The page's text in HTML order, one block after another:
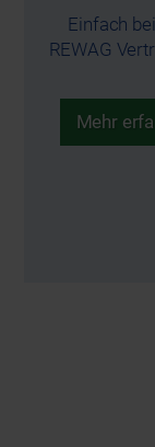
Einfach
REWAG
Mehr